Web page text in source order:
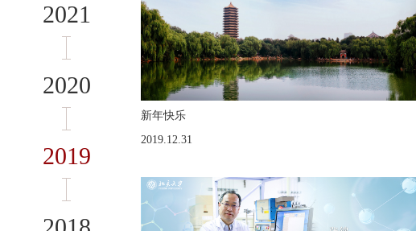
2021
2020
2019
新年快乐
2019.12.31